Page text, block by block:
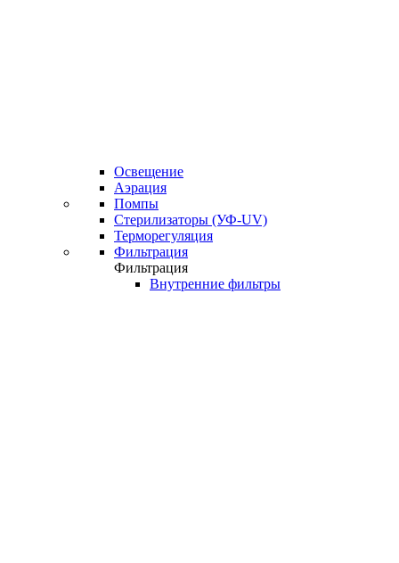
Освещение
Аэрация
Помпы
Стерилизаторы (УФ-UV)
Терморегуляция
Фильтрация
Фильтрация
Внутренние фильтры